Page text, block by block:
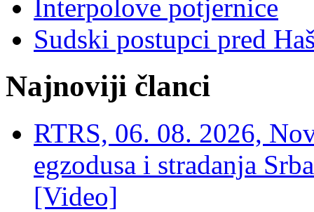
Interpolove potjernice
Sudski postupci pred
Najnoviji članci
RTRS, 06. 08. 2026,
egzodusa i stradanja
[Video]